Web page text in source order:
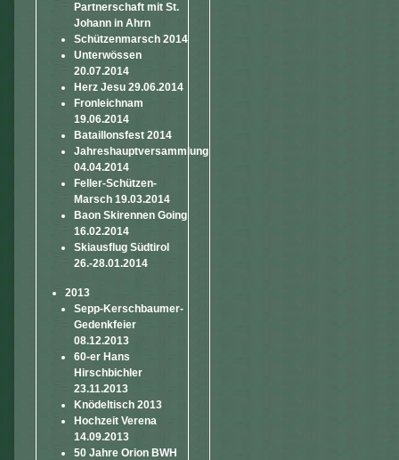
Partnerschaft mit St.
Johann in Ahrn
Schützenmarsch 2014
Unterwössen
20.07.2014
Herz Jesu 29.06.2014
Fronleichnam
19.06.2014
Bataillonsfest 2014
Jahreshauptversammlung
04.04.2014
Feller-Schützen-
Marsch 19.03.2014
Baon Skirennen Going
16.02.2014
Skiausflug Südtirol
26.-28.01.2014
2013
Sepp-Kerschbaumer-
Gedenkfeier
08.12.2013
60-er Hans
Hirschbichler
23.11.2013
Knödeltisch 2013
Hochzeit Verena
14.09.2013
50 Jahre Orion BWH